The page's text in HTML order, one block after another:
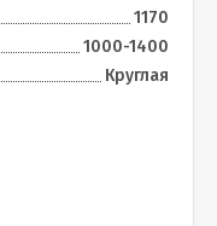
1170
1000-1400
Круглая